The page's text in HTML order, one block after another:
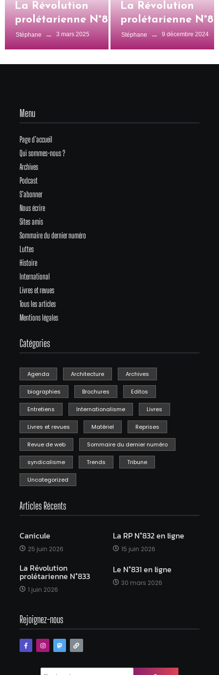
La Révolution
prolétarienne N°828
Stéphane 3 mars 2025
La Révolution
prolétarienne
Stéphane 9 décembre 2024
Menu
Page d’accueil
Qui sommes-nous ?
Archives
Podcast
S’abonner
Nous écrire
Sites amis
Sommaire du dernier numéro
Luttes
Histoire
International
Livres et revues
Tous les articles
Mentions légales
Catégories
Agenda Architecture Archives
biographies Brochures Editos
Entretiens Internationalisme Livres
Livres et revues Matériel Reprises
Revue de web Sommaire du dernier numéro
syndicalisme Trends Tribune
Uncategorized
Articles Récents
Canicule
25 juin 2026
La RP N°832 en ligne
15 juin 2026
La Révolution
prolétarienne N°833
1 juin 2026
Le N°831 en ligne
30 mars 2026
Rejoignez-nous